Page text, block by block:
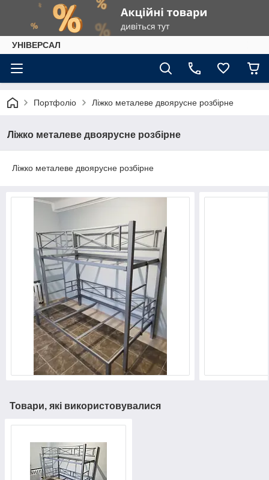
УНІВЕРСАЛ
Портфоліо Ліжко металеве двоярусне розбірне
Ліжко металеве двоярусне розбірне
Ліжко металеве двоярусне розбірне
Товари, які використовувалися